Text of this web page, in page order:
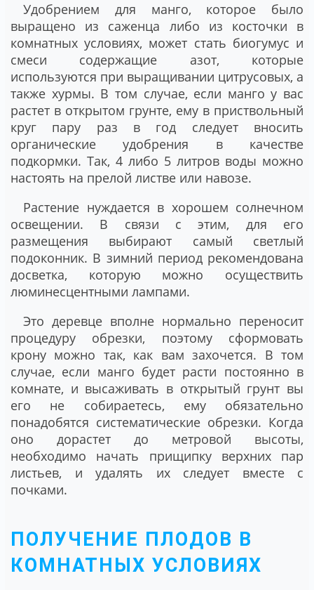
Удобрением для манго, которое было
выращено из саженца либо из косточки в
комнатных условиях, может стать биогумус и
смеси содержащие азот, которые
используются при выращивании цитрусовых, а
также хурмы. В том случае, если манго у вас
растет в открытом грунте, ему в приствольный
круг пару раз в год следует вносить
органические удобрения в качестве
подкормки. Так, 4 либо 5 литров воды можно
настоять на прелой листве или навозе.
Растение нуждается в хорошем солнечном
освещении. В связи с этим, для его
размещения выбирают самый светлый
подоконник. В зимний период рекомендована
досветка, которую можно осуществить
люминесцентными лампами.
Это деревце вполне нормально переносит
процедуру обрезки, поэтому сформовать
крону можно так, как вам захочется. В том
случае, если манго будет расти постоянно в
комнате, и высаживать в открытый грунт вы
его не собираетесь, ему обязательно
понадобятся систематические обрезки. Когда
оно дорастет до метровой высоты,
необходимо начать прищипку верхних пар
листьев, и удалять их следует вместе с
почками.
ПОЛУЧЕНИЕ ПЛОДОВ В
КОМНАТНЫХ УСЛОВИЯХ